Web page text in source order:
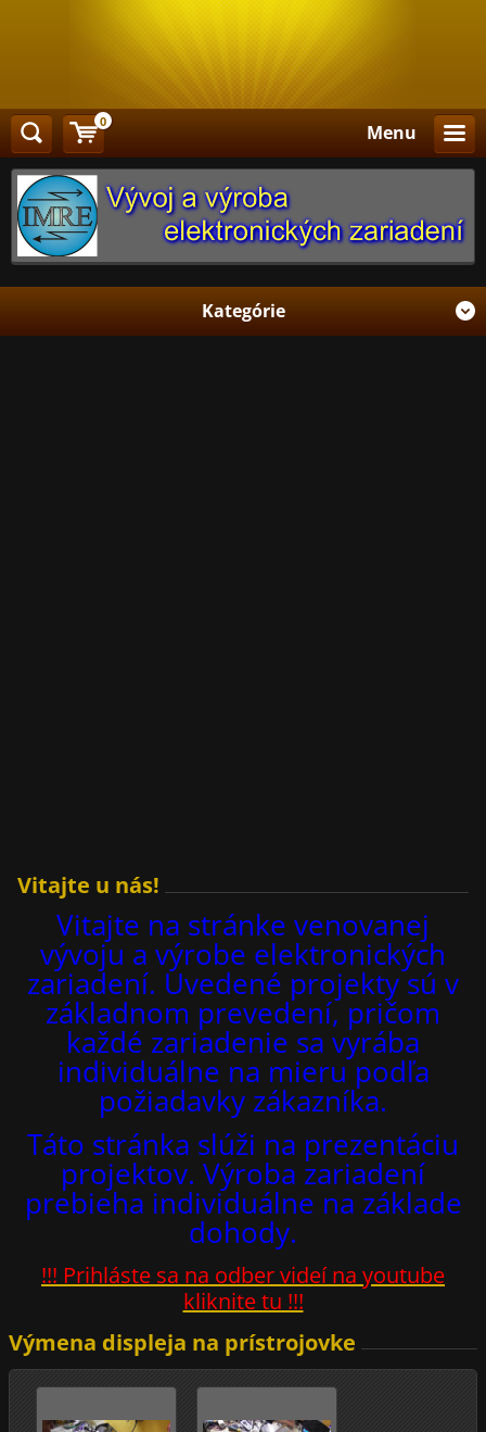
Menu
Kategórie
Vitajte u nás!
Vitajte na stránke venovanej
vývoju a výrobe elektronických
zariadení. Uvedené projekty sú v
základnom prevedení, pričom
každé zariadenie sa vyrába
individuálne na mieru podľa
požiadavky zákazníka.
Táto stránka slúži na prezentáciu
projektov. Výroba zariadení
prebieha individuálne na základe
dohody.
!!! Prihláste sa na odber videí na youtube
kliknite tu !!!
Výmena displeja na prístrojovke
0